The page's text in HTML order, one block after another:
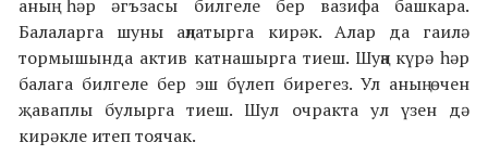
аның һәр әгъзасы билгеле бер вазифа башкара.
Балаларга шуны аңлатырга кирәк. Алар да гаилә
тормышында актив катнашырга тиеш. Шуңа күрә һәр
балага билгеле бер эш бүлеп бирегез. Ул аның өчен
җаваплы булырга тиеш. Шул очракта ул үзен дә
кирәкле итеп тоячак.